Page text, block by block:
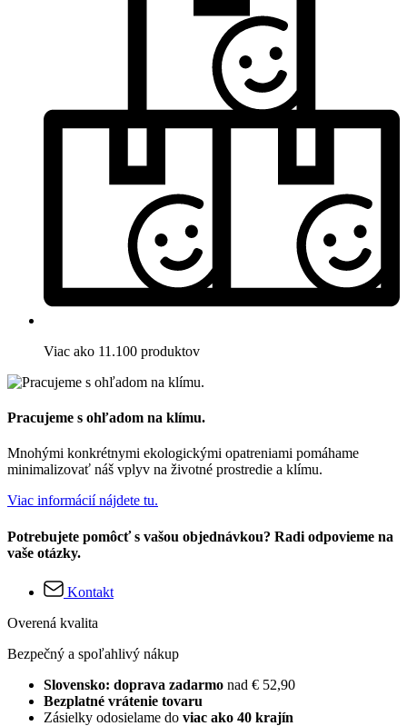
Viac ako 11.100 produktov
Pracujeme s ohľadom na klímu.
Mnohými konkrétnymi ekologickými opatreniami pomáhame
minimalizovať náš vplyv na životné prostredie a klímu.
Viac informácií nájdete tu.
Potrebujete pomôcť s vašou objednávkou? Radi odpovieme na
vaše otázky.
Kontakt
Overená kvalita
Bezpečný a spoľahlivý nákup
Slovensko: doprava zadarmo nad € 52,90
Bezplatné vrátenie tovaru
Zásielky odosielame do viac ako 40 krajín